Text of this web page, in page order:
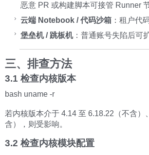
恶意 PR 或构建脚本可接管 Runner
云端 Notebook / 代码沙箱 ：租户代
堡垒机 / 跳板机：普通账号失陷后可
三、排查方法
3.1 检查内核版本
bash uname -r
若内核版本介于 4.14 至 6.18.22（不含
含），则受影响。
3.2 检查内核模块配置